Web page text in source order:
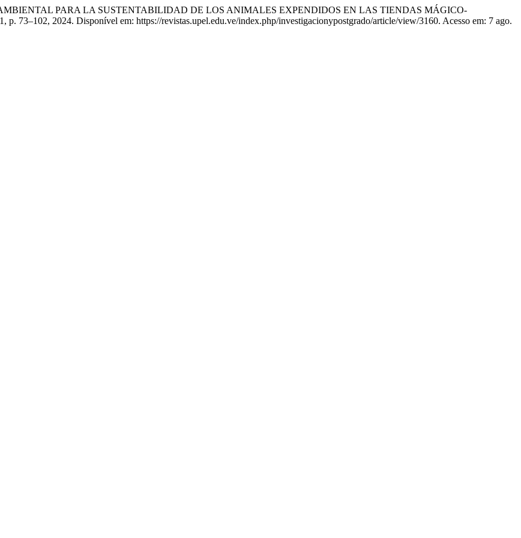
PARA LA SUSTENTABILIDAD DE LOS ANIMALES EXPENDIDOS EN LAS TIENDAS MÁGICO-
p. 73–102, 2024. Disponível em: https://revistas.upel.edu.ve/index.php/investigacionypostgrado/article/view/3160. Acesso em: 7 ago.